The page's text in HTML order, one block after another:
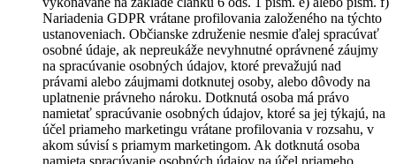
Nariadenia GDPR vrátane profilovania založeného na týchto
ustanoveniach. Občianske združenie nesmie ďalej spracúvať
osobné údaje, ak nepreukáže nevyhnutné oprávnené záujmy
na spracúvanie osobných údajov, ktoré prevažujú nad
právami alebo záujmami dotknutej osoby, alebo dôvody na
uplatnenie právneho nároku. Dotknutá osoba má právo
namietať spracúvanie osobných údajov, ktoré sa jej týkajú, na
účel priameho marketingu vrátane profilovania v rozsahu, v
akom súvisí s priamym marketingom. Ak dotknutá osoba
namieta spracúvanie osobných údajov na účel priameho